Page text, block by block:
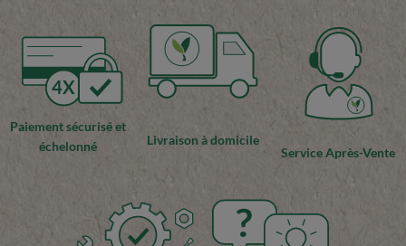
4X
Paiement sécurisé et
échelonné
Livraison à domicile
Service Après-Vente
?